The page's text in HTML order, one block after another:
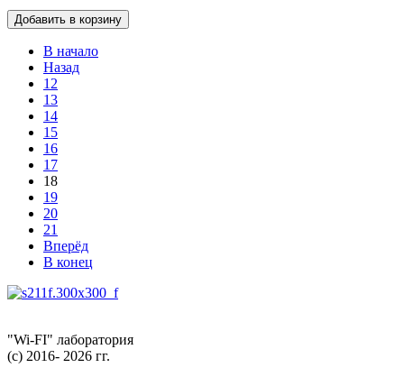
В начало
Назад
12
13
14
15
16
17
18
19
20
21
Вперёд
В конец
"Wi-FI" лаборатория
(с) 2016- 2026 гг.